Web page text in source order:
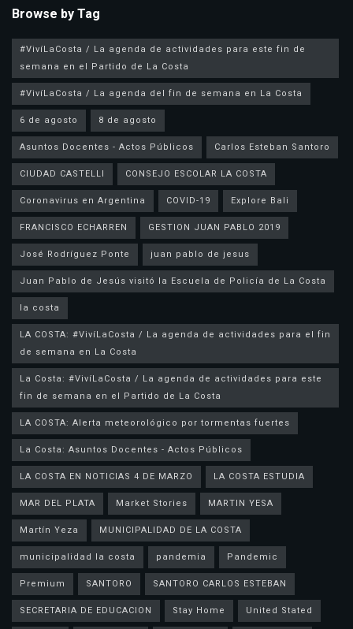
Browse by Tag
#VivíLaCosta / La agenda de actividades para este fin de
semana en el Partido de La Costa
#VivíLaCosta / La agenda del fin de semana en La Costa
6 de agosto
8 de agosto
Asuntos Docentes - Actos Públicos
Carlos Esteban Santoro
CIUDAD CASTELLI
CONSEJO ESCOLAR LA COSTA
Coronavirus en Argentina
COVID-19
Explore Bali
FRANCISCO ECHARREN
GESTION JUAN PABLO 2019
José Rodríguez Ponte
juan pablo de jesus
la costa
LA COSTA: #VivíLaCosta / La agenda de actividades para el fin
de semana en La Costa
La Costa: #VivíLaCosta / La agenda de actividades para este
fin de semana en el Partido de La Costa
LA COSTA: Alerta meteorológico por tormentas fuertes
La Costa: Asuntos Docentes - Actos Públicos
LA COSTA EN NOTICIAS 4 DE MARZO
LA COSTA ESTUDIA
MAR DEL PLATA
Market Stories
MARTIN YESA
Martín Yeza
MUNICIPALIDAD DE LA COSTA
municipalidad la costa
pandemia
Pandemic
Premium
SANTORO
SANTORO CARLOS ESTEBAN
SECRETARIA DE EDUCACION
Stay Home
United Stated